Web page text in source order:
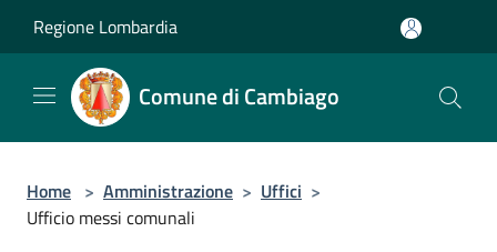
Regione Lombardia
Comune di Cambiago
Home > Amministrazione > Uffici >
Ufficio messi comunali